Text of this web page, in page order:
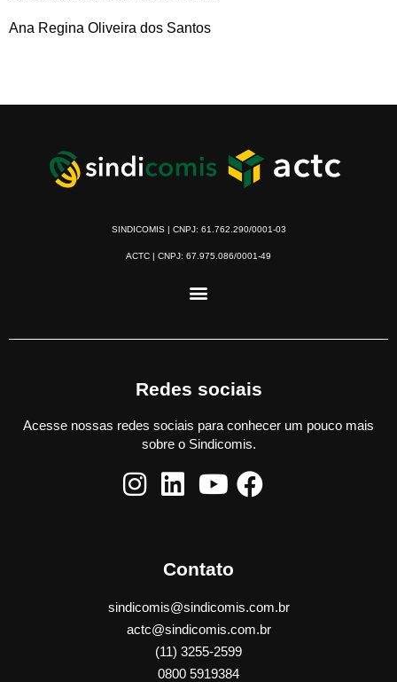
Ana Regina Oliveira dos Santos
SINDICOMIS | CNPJ: 61.762.290/0001-03
ACTC | CNPJ: 67.975.086/0001-49
Redes sociais
Acesse nossas redes sociais para conhecer um pouco mais
sobre o Sindicomis.
Contato
sindicomis@sindicomis.com.br
actc@sindicomis.com.br
(11) 3255-2599
0800 5919384